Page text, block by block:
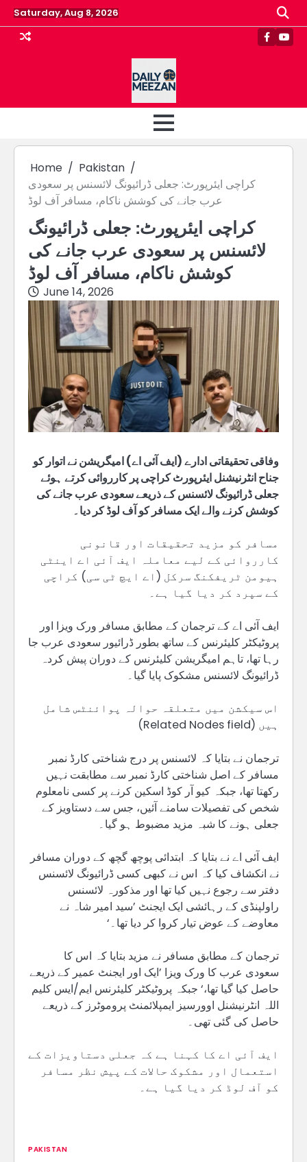
Skip
to
content
Saturday, Aug 8, 2026
Home
Pakistan
کراچی ایئرپورٹ: جعلی ڈرائیونگ لائسنس پر سعودی
عرب جانے کی کوشش ناکام، مسافر آف لوڈ
کراچی ایئرپورٹ: جعلی ڈرائیونگ
لائسنس پر سعودی عرب جانے کی
کوشش ناکام، مسافر آف لوڈ
June 14, 2026
وفاقی تحقیقاتی ادارے (ایف آئی اے) امیگریشن نے اتوار کو
جناح انٹرنیشنل ایئرپورٹ کراچی پر کارروائی کرتے ہوئے
جعلی ڈرائیونگ لائسنس کے ذریعے سعودی عرب جانے کی
کوشش کرنے والے ایک مسافر کو آف لوڈ کر دیا۔
مسافر کو مزید تحقیقات اور قانونی
کارروائی کے لیے معاملہ ایف آئی اے اینٹی
ہیومن ٹریفکنگ سرکل (اے ایچ ٹی سی) کراچی
کے سپرد کر دیا گیا ہے۔
ایف آئی اے کے ترجمان کے مطابق مسافر ورک ویزا اور
پروٹیکٹر کلیئرنس کے ساتھ بطور ڈرائیور سعودی عرب جا
رہا تھا، تاہم امیگریشن کلیئرنس کے دوران پیش کردہ
ڈرائیونگ لائسنس مشکوک پایا گیا۔
اس سیکشن میں متعلقہ حوالہ پوائنٹس شامل
ہیں (Related Nodes field)
ترجمان نے بتایا کہ لائسنس پر درج شناختی کارڈ نمبر
مسافر کے اصل شناختی کارڈ نمبر سے مطابقت نہیں
رکھتا تھا، جبکہ کیو آر کوڈ اسکین کرنے پر کسی نامعلوم
شخص کی تفصیلات سامنے آئیں، جس سے دستاویز کے
جعلی ہونے کا شبہ مزید مضبوط ہو گیا۔
ایف آئی اے نے بتایا کہ ابتدائی پوچھ گچھ کے دوران مسافر
نے انکشاف کیا کہ اس نے کبھی کسی ڈرائیونگ لائسنس
دفتر سے رجوع نہیں کیا تھا اور مذکورہ لائسنس
راولپنڈی کے رہائشی ایک ایجنٹ ’سید امیر شاہ نے
معاوضے کے عوض تیار کروا کر دیا تھا۔‘
ترجمان کے مطابق مسافر نے مزید بتایا کہ اس کا
سعودی عرب کا ورک ویزا ’ایک اور ایجنٹ عمیر کے ذریعے
حاصل کیا گیا تھا،‘ جبکہ پروٹیکٹر کلیئرنس ایم/ایس کلیم
اللہ انٹرنیشنل اوورسیز ایمپلائمنٹ پروموٹرز کے ذریعے
حاصل کی گئی تھی۔
ایف آئی اے کا کہنا ہے کہ جعلی دستاویزات کے
استعمال اور مشکوک حالات کے پیش نظر مسافر
کو آف لوڈ کر دیا گیا ہے۔
PAKISTAN